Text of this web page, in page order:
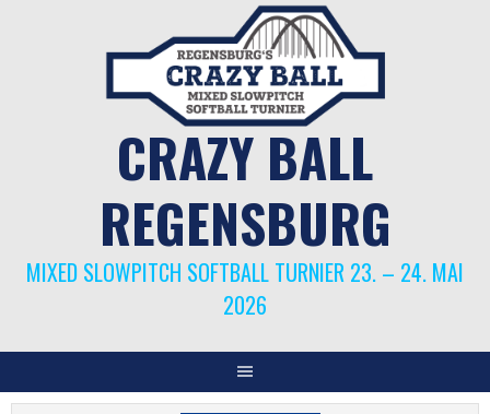
CRAZY BALL
REGENSBURG
MIXED SLOWPITCH SOFTBALL TURNIER 23. – 24. MAI
2026